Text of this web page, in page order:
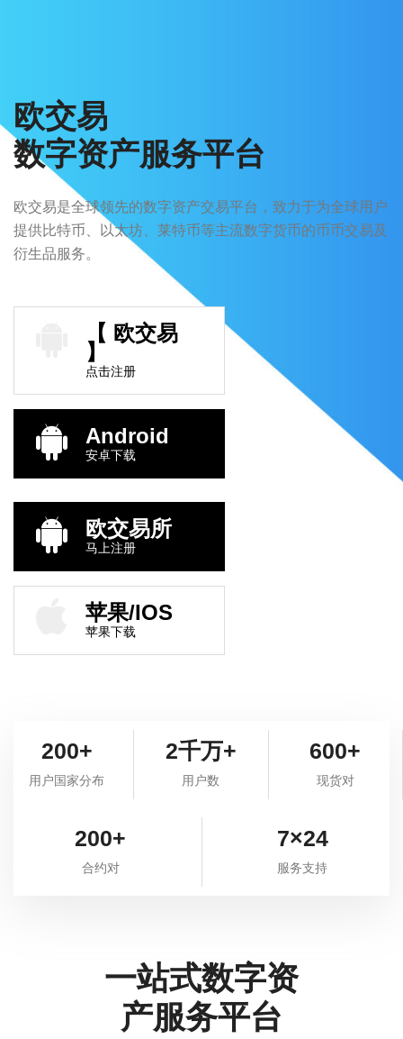
欧交易
数字资产服务平台
欧交易是全球领先的数字资产交易平台，致力于为全球用户
提供比特币、以太坊、莱特币等主流数字货币的币币交易及
衍生品服务。
【 欧交易
】
点击注册
Android
安卓下载
欧交易所
马上注册
苹果/IOS
苹果下载
200+
用户国家分布
2千万+
用户数
600+
现货对
200+
合约对
7×24
服务支持
一站式数字资
产服务平台